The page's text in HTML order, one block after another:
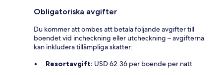
Obligatoriska avgifter
Du kommer att ombes att betala följande avgifter till
boendet vid incheckning eller utcheckning – avgifterna
kan inkludera tillämpliga skatter:
Resortavgift: USD 62.36 per boende per natt